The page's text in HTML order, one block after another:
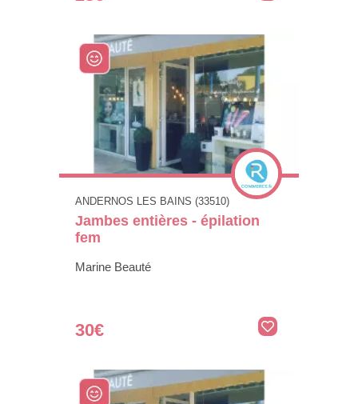
ANDERNOS LES BAINS (33510)
Jambes entières - épilation
fem
Marine Beauté
30€